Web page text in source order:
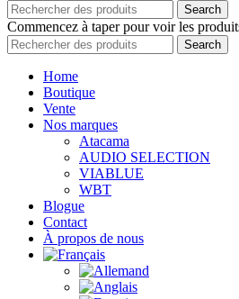
Search
Commencez à taper pour voir les
Search
Home
Boutique
Vente
Nos marques
Atacama
AUDIO SELECTION
VIABLUE
WBT
Blogue
Contact
À propos de nous